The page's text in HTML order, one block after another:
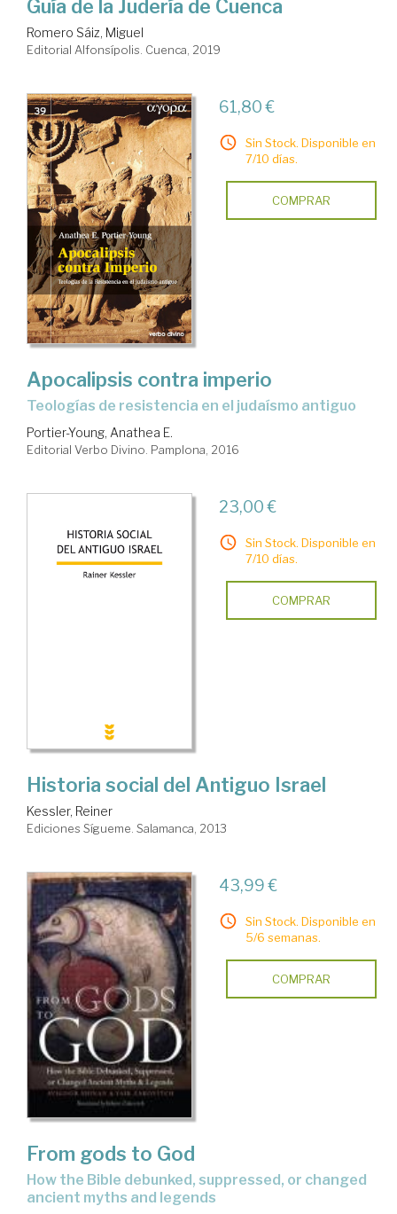
Guía de la Judería de Cuenca
Romero Sáiz, Miguel
Editorial Alfonsípolis. Cuenca, 2019
61,80 €
Sin Stock. Disponible en
7/10 días.
COMPRAR
Apocalipsis contra imperio
teologías de resistencia en el judaísmo antiguo
Portier-Young, Anathea E.
Editorial Verbo Divino. Pamplona, 2016
23,00 €
Sin Stock. Disponible en
7/10 días.
COMPRAR
Historia social del Antiguo Israel
Kessler, Reiner
Ediciones Sígueme. Salamanca, 2013
43,99 €
Sin Stock. Disponible en
5/6 semanas.
COMPRAR
From gods to God
how the Bible debunked, suppressed, or changed
ancient myths and legends